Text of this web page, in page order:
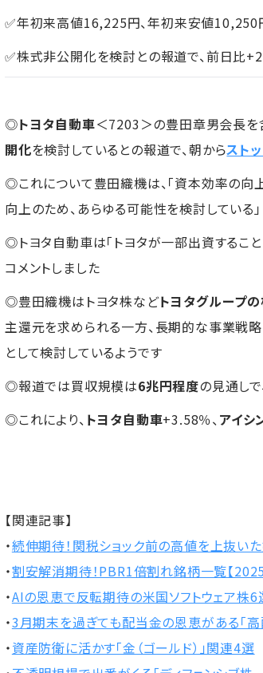
✅年初来高値16,225円、年初来安値10,250
✅株式非公開化を検討との報道で、前日比
◎トヨタ自動車＜7203＞の豊田章男会長を
開化を検討しているとの報道で、朝からスト
◎これについて豊田織機は、「資本効率の
向上のため、あらゆる可能性を検討している
◎トヨタ自動車は「トヨタが一部出資するこ
コメントしました
◎豊田織機はトヨタ株などトヨタグループ
主還元を求められる一方、長期的な事業戦
として検討しているようです
◎報道では買収規模は6兆円程度の見通し
◎これにより、 トヨタ自動車+3.58％、アイシ
【関連記事】
・続伸期待！関税ショック前の高値を上抜い
・割安解消期待！PBR1倍割れ銘柄一覧【
・AIの恩恵で反転期待の米国ソフトウェア株6
・3月期末を過ぎても配当金の恩恵がある「高
・資産防衛に活かす「金（ゴールド）」関連4選